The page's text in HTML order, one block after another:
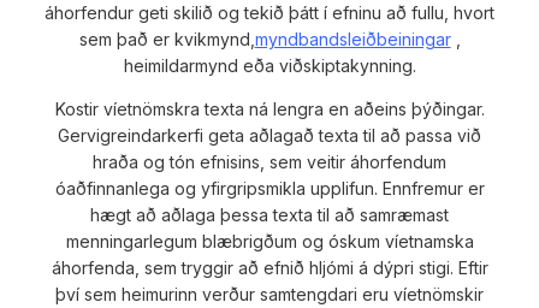
áhorfendur geti skilið og tekið þátt í efninu að fullu, hvort
sem það er kvikmynd, myndbandsleiðbeiningar,
heimildarmynd eða viðskiptakynning.
Kostir víetnömskra texta ná lengra en aðeins þýðingar.
Gervigreindarkerfi geta aðlagað texta til að passa við
hraða og tón efnisins, sem veitir áhorfendum
óaðfinnanlega og yfirgripsmikla upplifun. Ennfremur er
hægt að aðlaga þessa texta til að samræmast
menningarlegum blæbrigðum og óskum víetnamska
áhorfenda, sem tryggir að efnið hljómi á dýpri stigi. Eftir
því sem heimurinn verður samtengdari eru víetnömskir